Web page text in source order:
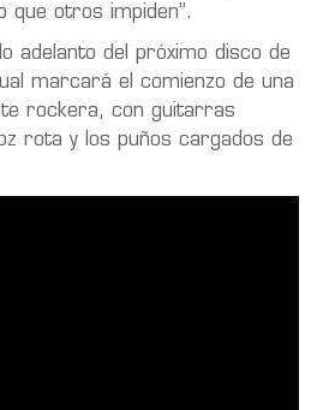
que otros impiden”.
adelanto del próximo disco de
marcará el comienzo de una
rockera, con guitarras
rota y los puños cargados de